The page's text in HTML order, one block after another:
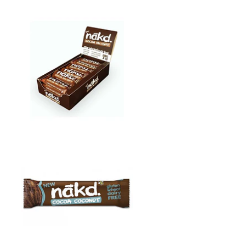
Barrita
Cacao D...
Not
Available
barrita
Cocoa C...